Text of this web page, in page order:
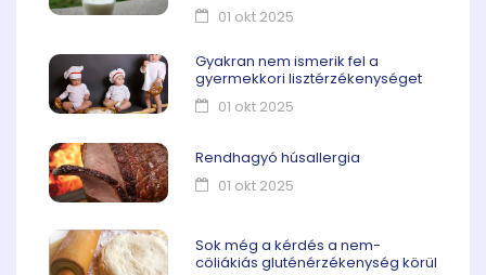
01 okt 2025
Gyakran nem ismerik fel a
gyermekkori lisztérzékenységet
01 okt 2025
Rendhagyó húsallergia
01 okt 2025
Sok még a kérdés a nem-
cöliákiás gluténérzékenység körül